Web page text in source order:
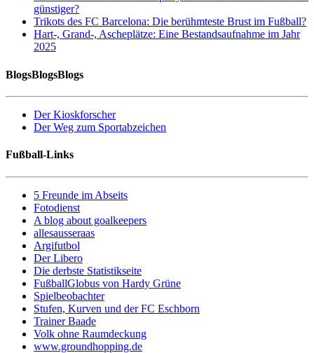
günstiger?
Trikots des FC Barcelona: Die berühmteste Brust im Fußball?
Hart-, Grand-, Ascheplätze: Eine Bestandsaufnahme im Jahr
2025
BlogsBlogsBlogs
Der Kioskforscher
Der Weg zum Sportabzeichen
Fußball-Links
5 Freunde im Abseits
Fotodienst
A blog about goalkeepers
allesausseraas
Argifutbol
Der Libero
Die derbste Statistikseite
FußballGlobus von Hardy Grüne
Spielbeobachter
Stufen, Kurven und der FC Eschborn
Trainer Baade
Volk ohne Raumdeckung
www.groundhopping.de